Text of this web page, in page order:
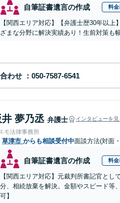
自筆証書遺言の作成 料金
【関西エリア対応】【弁護士歴30年以
ざまな分野に解決実績あり！生前対策も
わせ
井 夢乃丞 弁護士 インタビューを見
モ法律事務所
草津市 からも相談受付中面談方法(対面
自筆証書遺言の作成 料金
【関西エリア対応】元裁判所書記官と
分、相続放棄を解決。金額やスピード等
可】